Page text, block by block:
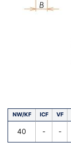
NW/KF ICF VF
40 - -